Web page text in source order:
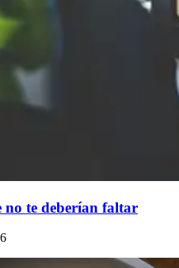
no te deberían faltar